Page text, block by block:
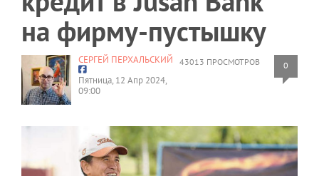
на фирму-пустышку
43013 ПРОСМОТРОВ 0
СЕРГЕЙ ПЕРХАЛЬСКИЙ
Пятница, 12 Апр 2024,
09:00